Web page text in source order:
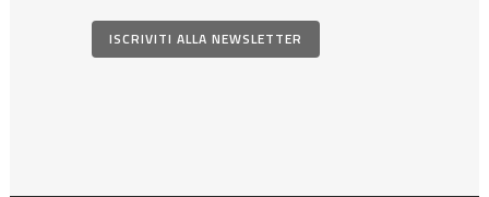
ISCRIVITI ALLA NEWSLETTER